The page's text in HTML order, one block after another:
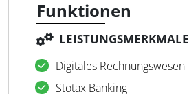
Funktionen
LEISTUNGSMERKMALE
Digitales Rechnungswesen
Stotax Banking